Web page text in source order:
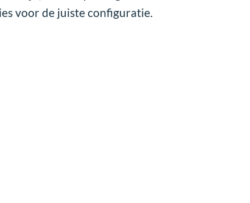
voor de juiste configuratie.